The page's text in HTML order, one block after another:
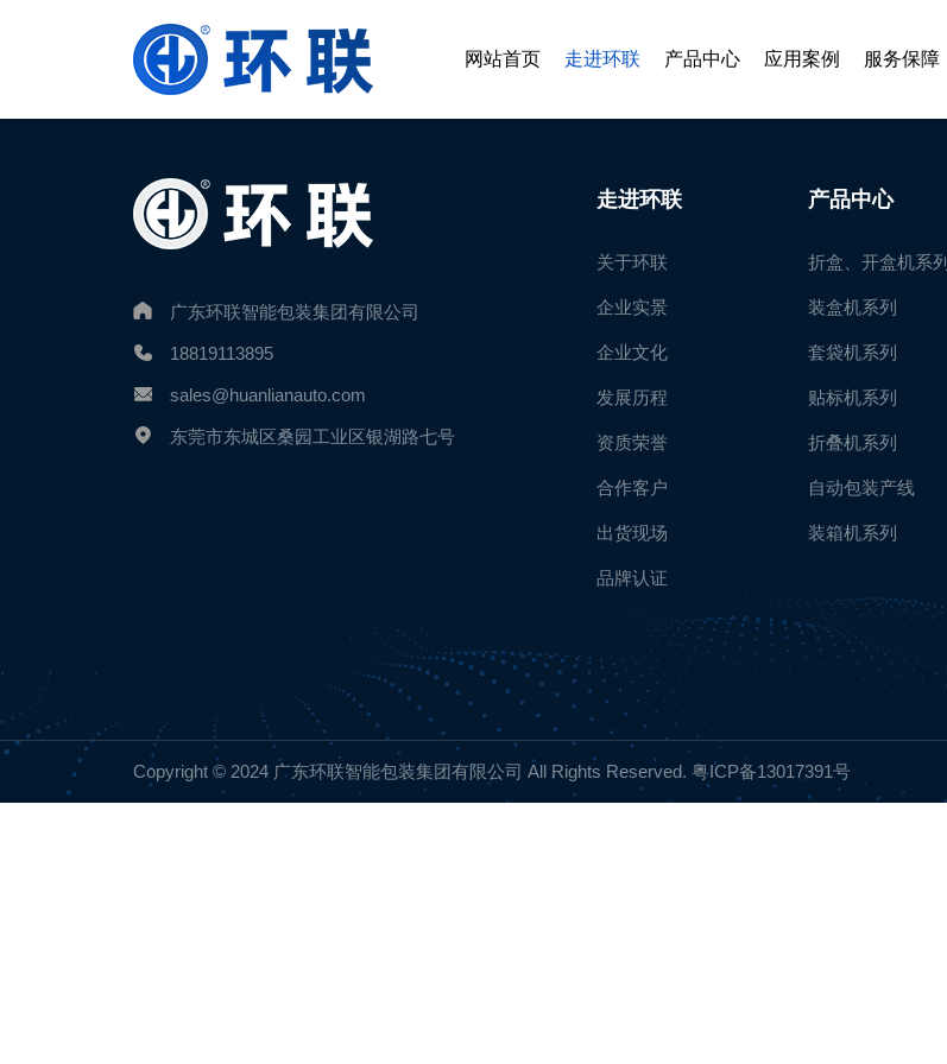
网站首页 走进环联 产品中心 应用案例 服务保障
广东环联智能包装集团有限公司
18819113895
sales@huanlianauto.com
东莞市东城区桑园工业区银湖路七号
走进环联
关于环联
企业实景
企业文化
发展历程
资质荣誉
合作客户
出货现场
品牌认证
产品中心
折盒、开盒机系列
装盒机系列
套袋机系列
贴标机系列
折叠机系列
自动包装产线
装箱机系列
Copyright © 2024 广东环联智能包装集团有限公司 All Rights Reserved. 粤ICP备13017391号